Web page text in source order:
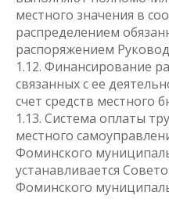
местного значения в
распределением
распоряжением
1.12. Финансирование
связанных с ее
счет средств местного
1.13. Система оплаты
местного
Фоминского
устанавливается
Фоминского